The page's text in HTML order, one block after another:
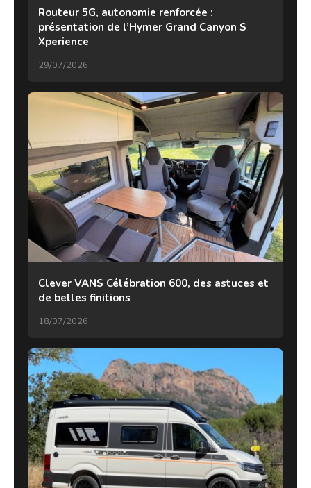
Routeur 5G, autonomie renforcée :
présentation de l’Hymer Grand Canyon S
Xperience
29/07/2026
Clever VANS Célébration 600, des astuces et
de belles finitions
18/07/2026